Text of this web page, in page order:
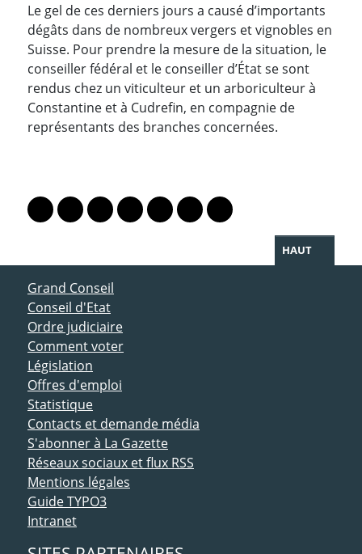
Le gel de ces derniers jours a causé d’importants
dégâts dans de nombreux vergers et vignobles en
Suisse. Pour prendre la mesure de la situation, le
conseiller fédéral et le conseiller d’État se sont
rendus chez un viticulteur et un arboriculteur à
Constantine et à Cudrefin, en compagnie de
représentants des branches concernées.
Lien vers le profil Mastodon
Lien vers le profil Bluesky
Lien vers le profil Instagram
Lien vers le profil Linkedin
Lien vers le profil Facebook
Lien vers le profil Twitter
Partager par WhatsApp
HAUT
ACCÈS DIRECT
Grand Conseil
Conseil d'Etat
Ordre judiciaire
Comment voter
Législation
Offres d'emploi
Statistique
Contacts et demande média
S'abonner à La Gazette
Réseaux sociaux et flux RSS
Mentions légales
Guide TYPO3
Intranet